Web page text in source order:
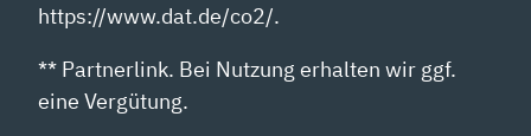
https://www.dat.de/co2/.
** Partnerlink. Bei Nutzung erhalten wir ggf.
eine Vergütung.